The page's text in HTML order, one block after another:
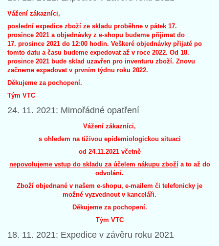
Vážení zákazníci,
poslední expedice zboží ze skladu proběhne v pátek 17.
prosince 2021 a objednávky z e-shopu budeme přijímat do
17. prosince 2021 do 12:00 hodin. Veškeré objednávky přijaté po
tomto datu a času budeme expedovat až v roce 2022. Od 18.
prosince 2021 bude sklad uzavřen pro inventuru zboží. Znovu
začneme expedovat v prvním týdnu roku 2022.
Děkujeme za pochopení.
Tým VTC
24. 11. 2021: Mimořádné opatření
Vážení zákazníci,
s ohledem na tíživou epidemiologickou situaci
od 24.11.2021 včetně
nepovolujeme vstup do skladu za účelem nákupu zbožía to až do
odvolání.
Zboží objednané v našem e-shopu, e-mailem či telefonicky je
možné vyzvednout v kanceláři.
Děkujeme za pochopení.
Tým VTC
18. 11. 2021: Expedice v závěru roku 2021